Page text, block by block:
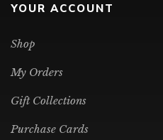
YOUR ACCOUNT
Shop
My Orders
Gift Collections
Purchase Cards